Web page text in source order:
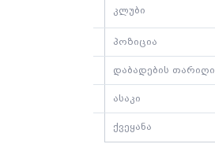
კლუბი
პოზიცია
დაბადების თარიღი
ასაკი
ქვეყანა